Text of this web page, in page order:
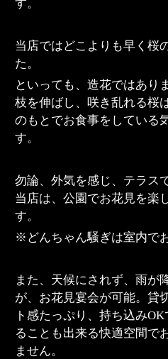
す。
当店ではどこよりも早く桜
た。
といっても、造花ではあり
枝を伸ばし、咲き乱れる桜
のもとでお食事をしている
す。
勿論、外気を感じ、テラス
当店は、公園でお花見を楽
す。
※どんちゃん騒ぎは室内で
また、天候にされず、雨が
が、お花見宴会が可能。貸
ト感たっぷり、持ち込み
ることも出来る快適空間で
ません。